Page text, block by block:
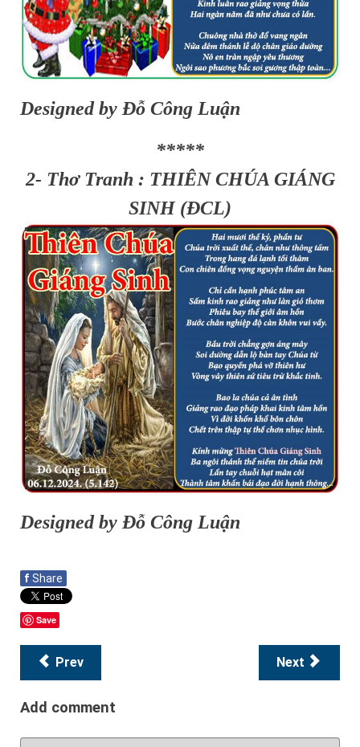
Designed by Đỗ Công Luận
*****
2- Thơ Tranh : THIÊN CHÚA GIÁNG
SINH (ĐCL)
Designed by Đỗ Công Luận
f Share
Save
Prev Next
Add comment